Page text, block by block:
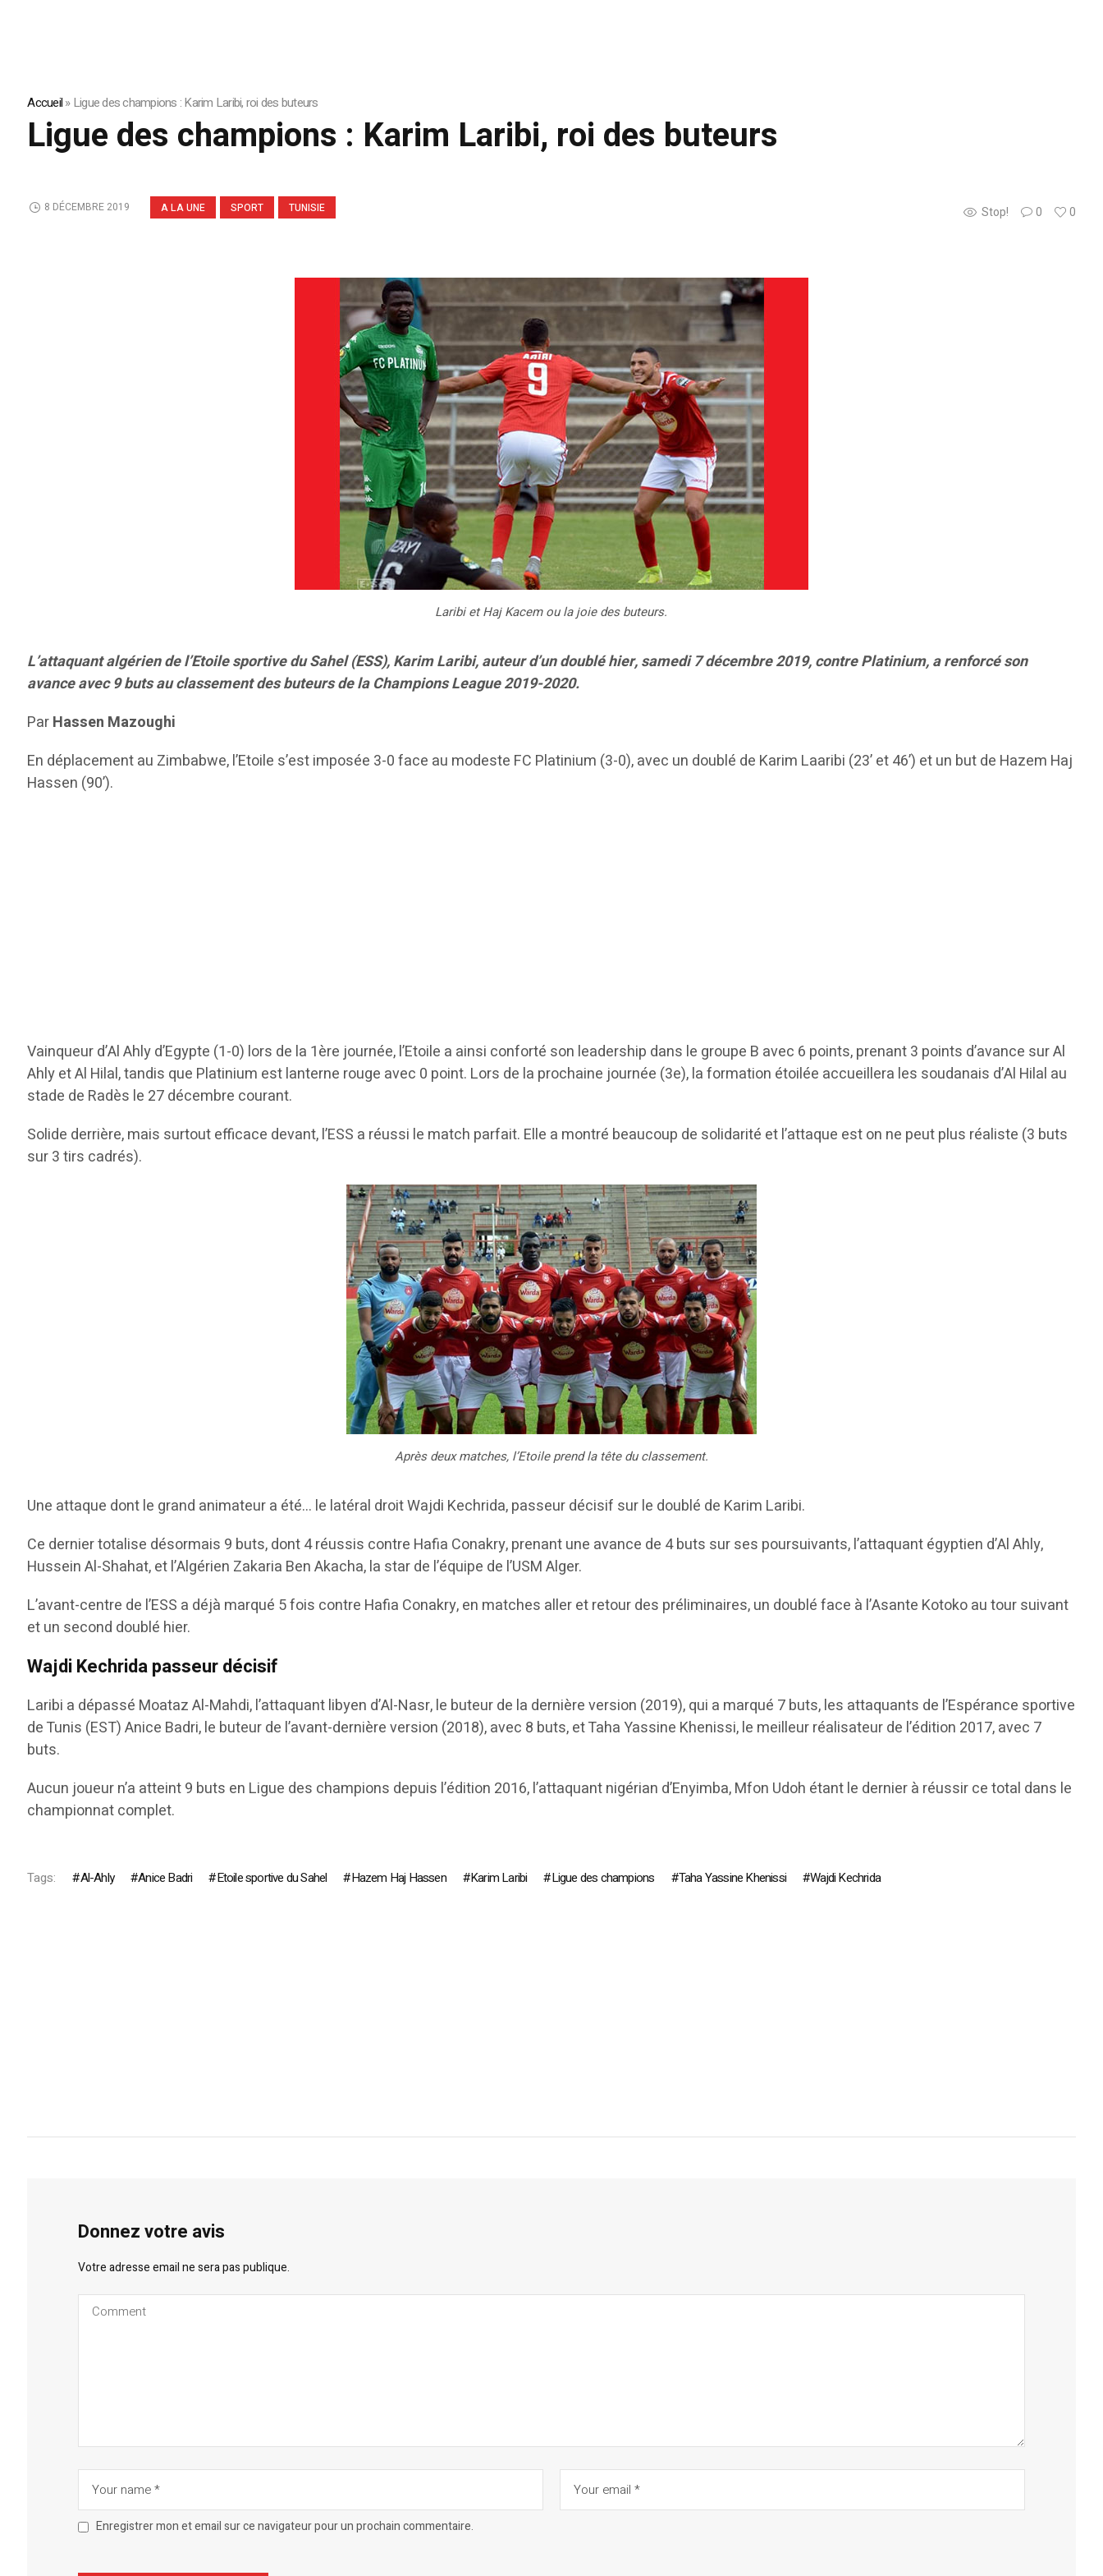
Accueil»Ligue des champions : Karim Laribi, roi des buteurs
Ligue des champions : Karim Laribi, roi des buteurs
A LA UNE SPORT TUNISIE Stop! 0 0
8 DÉCEMBRE 2019
Laribi et Haj Kacem ou la joie des buteurs.
L’attaquant algérien de l’Etoile sportive du Sahel (ESS), Karim Laribi, auteur d’un doublé hier, samedi 7 décembre 2019, contre Platinium, a renforcé son
avance avec 9 buts au classement des buteurs de la Champions League 2019-2020.
ParHassen Mazoughi
En déplacement au Zimbabwe, l’Etoile s’est imposée 3-0 face au modeste FC Platinium (3-0), avec un doublé de Karim Laaribi (23’ et 46’) et un but de Hazem Haj
Hassen (90’).
Vainqueur d’Al Ahly d’Egypte (1-0) lors de la 1ère journée, l’Etoile a ainsi conforté son leadership dans le groupe B avec 6 points, prenant 3 points d’avance sur Al
Ahly et Al Hilal, tandis que Platinium est lanterne rouge avec 0 point. Lors de la prochaine journée (3e), la formation étoilée accueillera les soudanais d’Al Hilal au
stade de Radès le 27 décembre courant.
Solide derrière, mais surtout efficace devant, l’ESS a réussi le match parfait. Elle a montré beaucoup de solidarité et l’attaque est on ne peut plus réaliste (3 buts
sur 3 tirs cadrés).
Après deux matches, l’Etoile prend la tête du classement.
Une attaque dont le grand animateur a été… le latéral droit Wajdi Kechrida, passeur décisif sur le doublé de Karim Laribi.
Ce dernier totalise désormais 9 buts, dont 4 réussis contre Hafia Conakry, prenant une avance de 4 buts sur ses poursuivants, l’attaquant égyptien d’Al Ahly,
Hussein Al-Shahat, et l’Algérien Zakaria Ben Akacha, la star de l’équipe de l’USM Alger.
L’avant-centre de l’ESS a déjà marqué 5 fois contre Hafia Conakry, en matches aller et retour des préliminaires, un doublé face à l’Asante Kotoko au tour suivant
et un second doublé hier.
Wajdi Kechrida passeur décisif
Laribi a dépassé Moataz Al-Mahdi, l’attaquant libyen d’Al-Nasr, le buteur de la dernière version (2019), qui a marqué 7 buts, les attaquants de l’Espérance sportive
de Tunis (EST) Anice Badri, le buteur de l’avant-dernière version (2018), avec 8 buts, et Taha Yassine Khenissi, le meilleur réalisateur de l’édition 2017, avec 7
buts.
Aucun joueur n’a atteint 9 buts en Ligue des champions depuis l’édition 2016, l’attaquant nigérian d’Enyimba, Mfon Udoh étant le dernier à réussir ce total dans le
championnat complet.
Tags: Al-Ahly Anice Badri Etoile sportive du Sahel Hazem Haj Hassen Karim Laribi Ligue des champions Taha Yassine Khenissi Wajdi Kechrida
Donnez votre avis
Votre adresse email ne sera pas publique.
Enregistrer mon et email sur ce navigateur pour un prochain commentaire.